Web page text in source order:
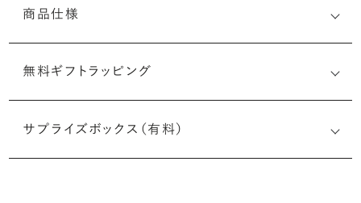
商品仕様
無料ギフトラッピング
サプライズボックス（有料）